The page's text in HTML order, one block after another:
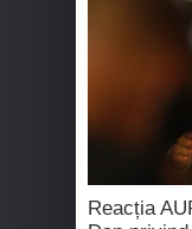
Reacția